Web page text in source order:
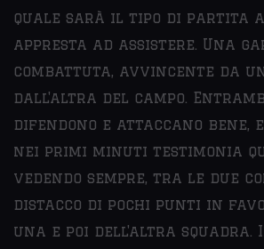
quale sarà il tipo di partita
appresta ad assistere. Una
combattuta, avvincente da
dall'altra del campo.
difendono e attaccano bene,
nei primi minuti testimonia
vedendo sempre, tra le due
distacco di pochi punti in
una e poi dell'altra squadra.